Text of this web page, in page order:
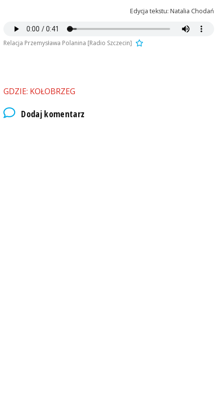
Edycja tekstu: Natalia Chodań
Relacja Przemysława Polanina [Radio Szczecin]
GDZIE: KOŁOBRZEG
Dodaj komentarz